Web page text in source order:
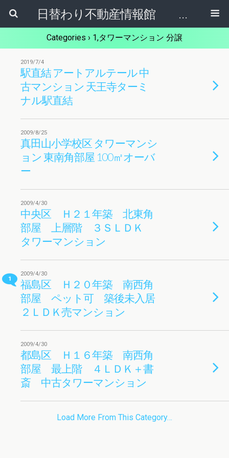
日替わり不動産情報館 リア･ライブログ
Categories › 1,タワーマンション 分譲
2019/7/4
駅直結 アートアルテール 中
古マンション 天王寺ターミ
ナル駅直結
2009/8/25
真田山小学校区 タワーマンシ
ョン 東南角部屋 100㎡オーバ
ー
2009/4/30
中央区 Ｈ２１年築 北東角
部屋 上層階 ３ＳＬＤＫ
タワーマンション
1
2009/4/30
福島区 Ｈ２０年築 南西角
部屋 ペット可 築後未入居
２ＬＤＫ売マンション
2009/4/30
都島区 Ｈ１６年築 南西角
部屋 最上階 ４ＬＤＫ＋書
斎 中古タワーマンション
Load More From This Category…